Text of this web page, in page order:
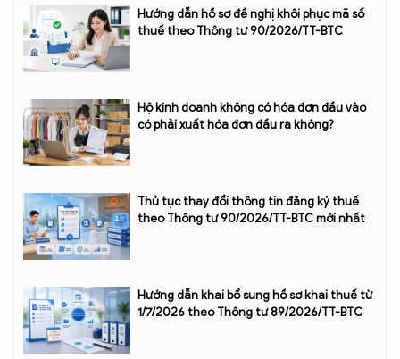
Hướng dẫn hồ sơ đề nghị khôi phục mã số
thuế theo Thông tư 90/2026/TT-BTC
Hộ kinh doanh không có hóa đơn đầu vào
có phải xuất hóa đơn đầu ra không?
Thủ tục thay đổi thông tin đăng ký thuế
theo Thông tư 90/2026/TT-BTC mới nhất
Hướng dẫn khai bổ sung hồ sơ khai thuế từ
1/7/2026 theo Thông tư 89/2026/TT-BTC